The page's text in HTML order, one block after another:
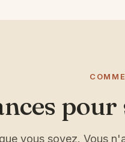
vous soyez. Vous